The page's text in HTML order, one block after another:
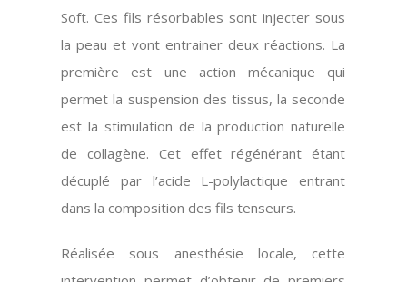
Soft. Ces fils résorbables sont injecter sous
la peau et vont entrainer deux réactions. La
première est une action mécanique qui
permet la suspension des tissus, la seconde
est la stimulation de la production naturelle
de collagène. Cet effet régénérant étant
décuplé par l’acide L-polylactique entrant
dans la composition des fils tenseurs.
Réalisée sous anesthésie locale, cette